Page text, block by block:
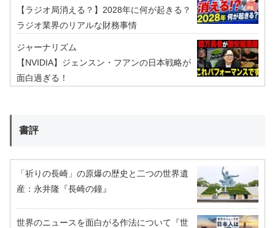
【ラジオ局消える？】2028年に何が起きる？
ラジオ業界のリアルな財務事情
ジャーナリズム
【NVIDIA】ジェンスン・フアンの日本戦略が
面白過ぎる！
書評
「祈りの長崎」の原爆の歴史と二つの世界遺
産：永井隆『長崎の鐘』
世界のニュースを面白がる作法について『世